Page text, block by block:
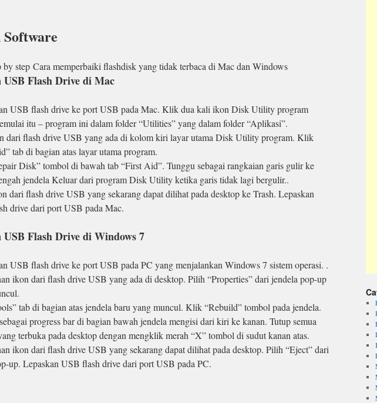
Software
step Cara memperbaiki flashdisk yang tidak terbaca di Mac dan Windows
USB Flash Drive di Mac
USB flash drive ke port USB pada Mac. Klik dua kali ikon Disk Utility program
itu – program ini dalam folder “Utilities” yang dalam folder “Aplikasi”.
dari flash drive USB yang ada di kolom kiri layar utama Disk Utility program. Klik
tab di bagian atas layar utama program.
Disk” tombol di bawah tab “First Aid”. Tunggu sebagai rangkaian garis gulir ke
jendela Keluar dari program Disk Utility ketika garis tidak lagi bergulir..
dari flash drive USB yang sekarang dapat dilihat pada desktop ke Trash. Lepaskan
drive dari port USB pada Mac.
USB Flash Drive di Windows 7
USB flash drive ke port USB pada PC yang menjalankan Windows 7 sistem operasi. .
ikon dari flash drive USB yang ada di desktop. Pilih “Properties” dari jendela pop-up
tab di bagian atas jendela baru yang muncul. Klik “Rebuild” tombol pada jendela.
progress bar di bagian bawah jendela mengisi dari kiri ke kanan. Tutup semua
terbuka pada desktop dengan mengklik merah “X” tombol di sudut kanan atas.
ikon dari flash drive USB yang sekarang dapat dilihat pada desktop. Pilih “Eject” dari
up. Lepaskan USB flash drive dari port USB pada PC.